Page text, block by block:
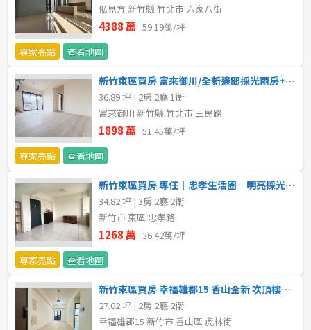
屋齡
不拘
5-10 年 10-20 年
20-30 年 30-40 年
40 年以上
售價
俬見方 新竹縣 竹北市 六家八街
4388 萬 59.19萬/坪
專家亮點
查看地圖
新竹東區買房 富來御川/全新邊間採光兩房+獨立平面大車位
36.89 坪 | 2房 2廳 1衛
富來御川 新竹縣 竹北市 三民路
1898 萬 51.45萬/坪
專家亮點
查看地圖
新竹東區買房 專任｜忠孝生活圈｜明亮採光電梯三房
34.82 坪 | 3房 2廳 2衛
新竹市 東區 忠孝路
1268 萬 36.42萬/坪
專家亮點
查看地圖
新竹東區買房 幸福雄郡15 香山全新 次頂樓2房平車
27.02 坪 | 2房 2廳 2衛
幸福雄郡15 新竹市 香山區 虎林街